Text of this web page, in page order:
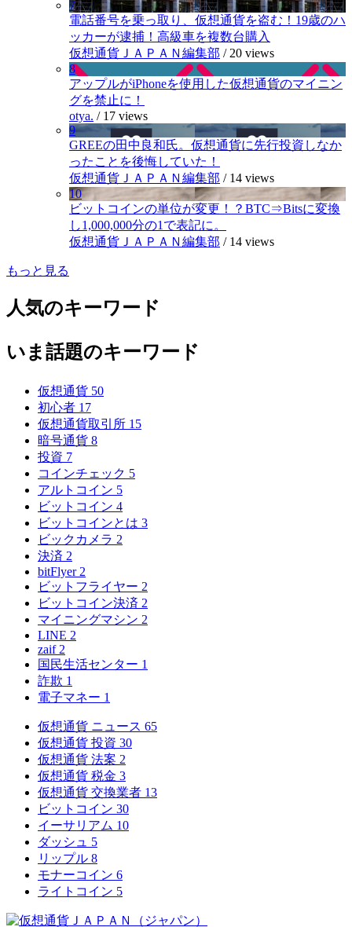
7
電話番号を乗っ取り、仮想通貨を盗む！19歳のハ
ッカーが逮捕！高級車を複数台購入
仮想通貨ＪＡＰＡＮ編集部 / 20 views
8
アップルがiPhoneを使用した仮想通貨のマイニン
グを禁止に！
otya. / 17 views
9
GREEの田中良和氏。仮想通貨に先行投資しなか
ったことを後悔していた！
仮想通貨ＪＡＰＡＮ編集部 / 14 views
10
ビットコインの単位が変更！？BTC⇒Bitsに変換
し1,000,000分の1で表記に。
仮想通貨ＪＡＰＡＮ編集部 / 14 views
もっと見る
人気のキーワード
いま話題のキーワード
仮想通貨 50
初心者 17
仮想通貨取引所 15
暗号通貨 8
投資 7
コインチェック 5
アルトコイン 5
ビットコイン 4
ビットコインとは 3
ビックカメラ 2
決済 2
bitFlyer 2
ビットフライヤー 2
ビットコイン決済 2
マイニングマシン 2
LINE 2
zaif 2
国民生活センター 1
詐欺 1
電子マネー 1
仮想通貨 ニュース 65
仮想通貨 投資 30
仮想通貨 法案 2
仮想通貨 税金 3
仮想通貨 交換業者 13
ビットコイン 30
イーサリアム 10
ダッシュ 5
リップル 8
モナーコイン 6
ライトコイン 5